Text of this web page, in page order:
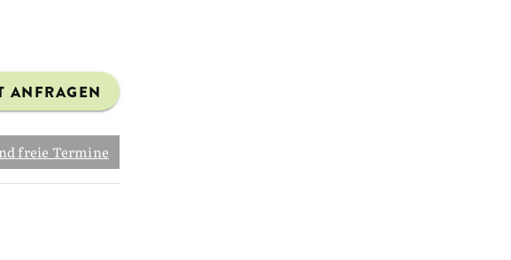
ANFRAGEN
freie Termine